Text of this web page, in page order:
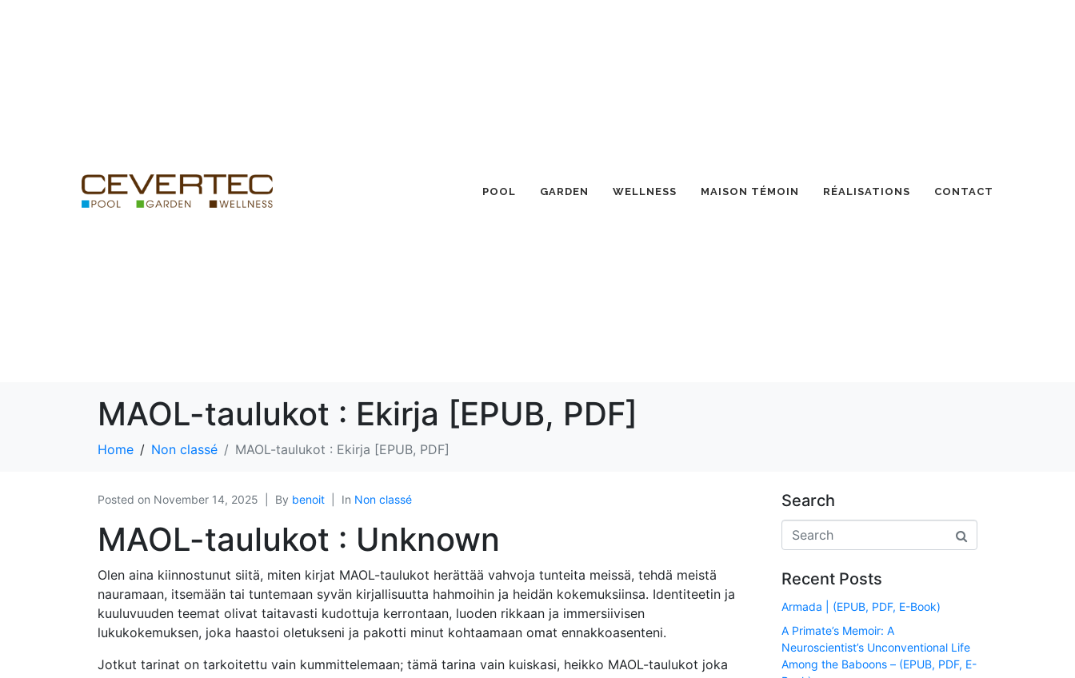
POOL GARDEN WELLNESS MAISON TÉMOIN RÉALISATIONS CONTACT
MAOL-taulukot : Ekirja [EPUB, PDF]
Home Non classé MAOL-taulukot : Ekirja [EPUB, PDF]
Posted on November 14, 2025 By benoit In Non classé
MAOL-taulukot : Unknown
Olen aina kiinnostunut siitä, miten kirjat MAOL-taulukot herättää vahvoja tunteita meissä, tehdä meistä
nauramaan, itsemään tai tuntemaan syvän kirjallisuutta hahmoihin ja heidän kokemuksiinsa. Identiteetin ja
kuuluvuuden teemat olivat taitavasti kudottuja kerrontaan, luoden rikkaan ja immersiivisen
lukukokemuksen, joka haastoi oletukseni ja pakotti minut kohtaamaan omat ennakkoasenteni.
Jotkut tarinat on tarkoitettu vain kummittelemaan; tämä tarina vain kuiskasi, heikko MAOL-taulukot joka
Search
Recent Posts
Armada | (EPUB, PDF, E-Book)
A Primate’s Memoir: A
Neuroscientist’s Unconventional Life
Among the Baboons – (EPUB, PDF, E-